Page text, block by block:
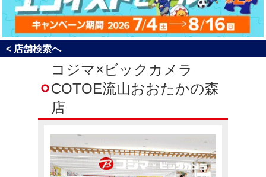
決算売り尽くしセール！
コジマ×ブルーロック コラボキャンペーン「エゴイ…
コジ坊＆マコちゃんのLINEスタンプ好評販売中！
4月24日(金)～10月31日(土)
< 店舗検索へ
コジマ×ビックカメラ
COTOE流山おおたかの森
店